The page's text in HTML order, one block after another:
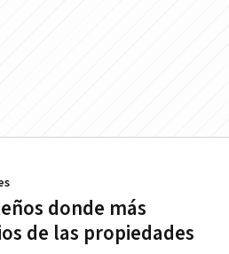
donde más
de las propiedades